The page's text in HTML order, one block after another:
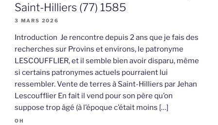
Saint-Hilliers (77) 1585
3 MARS 2026
Introduction Je rencontre depuis 2 ans que je fais des
recherches sur Provins et environs, le patronyme
LESCOUFFLIER, et il semble bien avoir disparu, même
si certains patronymes actuels pourraient lui
ressembler. Vente de terres à Saint-Hilliers par Jehan
Lescoufflier En fait il vend pour son père qu’on
suppose trop âgé (à l’époque c’était moins […]
OH